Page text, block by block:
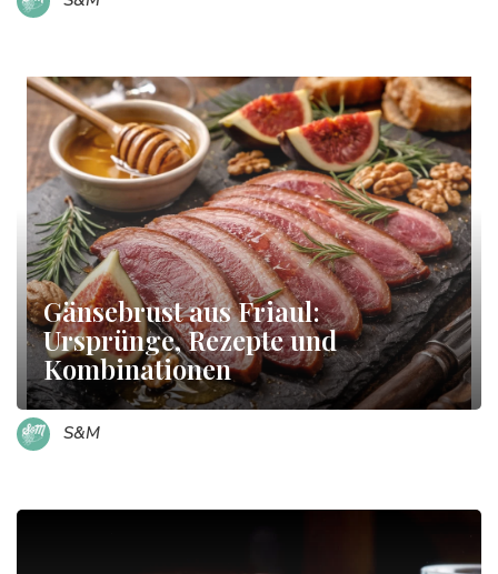
Gänsebrust aus Friaul:
Ursprünge, Rezepte und
Kombinationen
S&M